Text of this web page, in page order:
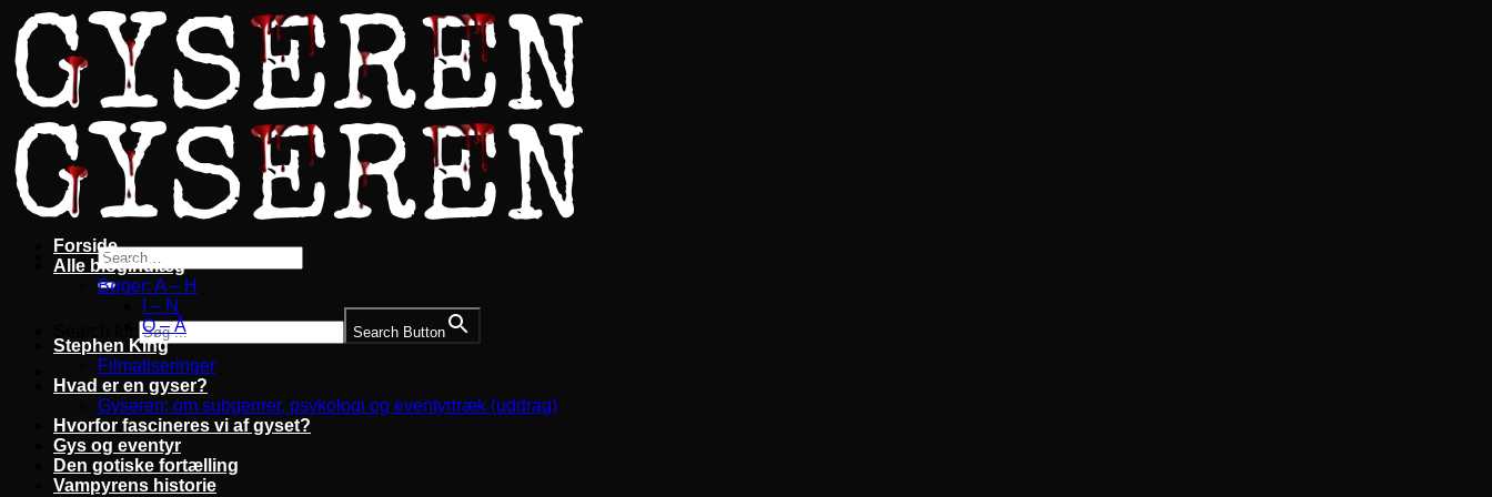
Fortsæt
til
indhold
Search Button
Forside
Alle blogindlæg
Bøger: A – H
I – N
O – Å
Stephen King
Filmatiseringer
Hvad er en gyser?
Gyseren: om subgenrer, psykologi og eventyrtræk (uddrag)
Hvorfor fascineres vi af gyset?
Gys og eventyr
Den gotiske fortælling
Vampyrens historie